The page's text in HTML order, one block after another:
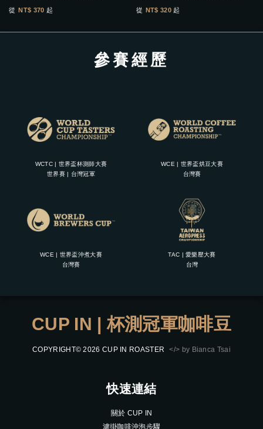
從 NT$ 370 起 從 NT$ 320起
參賽經歷
WCTC | 世界盃杯測師大賽
世界賽 | 台灣冠軍
WCE | 世界盃烘豆大賽
台灣賽
WCE | 世界盃沖煮大賽
台灣賽
TAC | 愛樂壓大賽
台灣
CUP IN | 杯測冠軍咖啡豆
COPYRIGHT© 2026 CUP IN ROASTER </> by Bianca Tsai
快速連結
關於 CUP IN
濾掛咖啡沖泡步驟